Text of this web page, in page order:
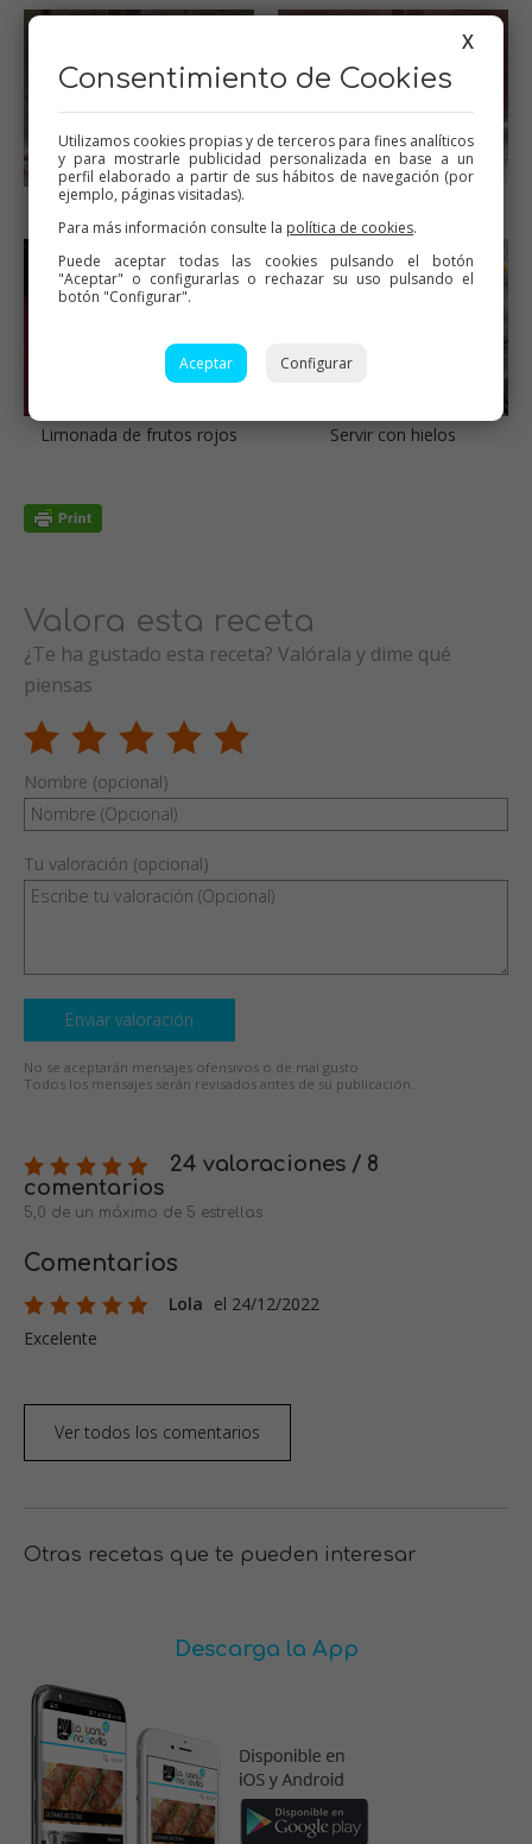
Resto de ingredientes
Limonada de frutos rojos Servir con hielos
Valora esta receta
¿Te ha gustado esta receta? Valórala y dime qué
piensas
Nombre (opcional)
Tu valoración (opcional)
Enviar valoración
No se aceptarán mensajes ofensivos o de mal gusto.
Todos los mensajes serán revisados antes de su publicación.
24 valoraciones / 8
comentarios
5,0 de un máximo de 5 estrellas
Comentarios
Lola el 24/12/2022
Excelente
Ver todos los comentarios
Otras recetas que te pueden interesar
Descarga la App
X
Consentimiento de Cookies
Utilizamos cookies propias y de terceros para fines analíticos
y para mostrarle publicidad personalizada en base a un
perfil elaborado a partir de sus hábitos de navegación (por
ejemplo, páginas visitadas).
Para más información consulte la política de cookies.
Puede aceptar todas las cookies pulsando el botón
"Aceptar" o configurarlas o rechazar su uso pulsando el
botón "Configurar".
Aceptar Configurar